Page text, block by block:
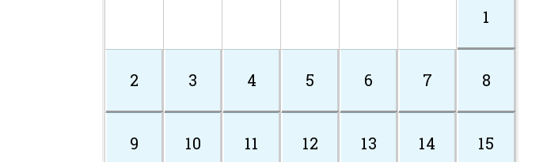
1
2 3 4 5 6 7 8
9 10 11 12 13 14 15